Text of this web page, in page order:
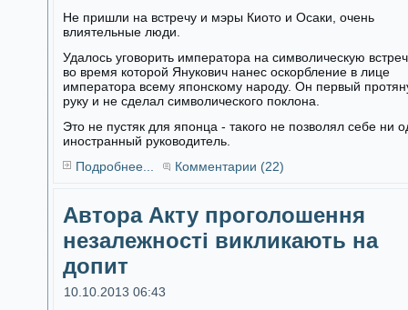
Не пришли на встречу и мэры Киото и Осаки, очень
влиятельные люди.
Удалось уговорить императора на символическую
во время которой Янукович нанес оскорбление в лице
императора всему японскому народу. Он первый
руку и не сделал символического поклона.
Это не пустяк для японца - такого не позволял себе ни
иностранный руководитель.
Подробнее...
Комментарии (22)
Автора Акту проголошення
незалежності викликають на
допит
10.10.2013 06:43